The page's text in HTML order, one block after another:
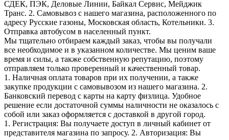
СДЕК, ПЭК, Деловые Линии, Байкал Сервис, Мейджик
Транс. 2. Самовывоз с нашего магазина, расположенного по
адресу Русские газоны, Московская область, Котельники. 3.
Отправка автобусом в населенный пункт.
Мы тщательно отбираем каждый заказ, чтобы вы получали
все необходимое и в указанном количестве. Мы ценим ваше
время и силы, а также собственную репутацию, поэтому
отправляем только проверенный и качественный товар.
1. Наличная оплата товаров при их получении, а также
закупке продукции с самовывозом из нашего магазина. 2.
Банковский перевод с карты на карту физлица. Удобное
решение если достаточной суммы наличности не оказалось с
собой или заказ оформляется с доставкой в другой город.
1. Регистрация: Вы получаете доступ в личный кабинет от
представителя магазина по запросу. 2. Авторизация: Вы